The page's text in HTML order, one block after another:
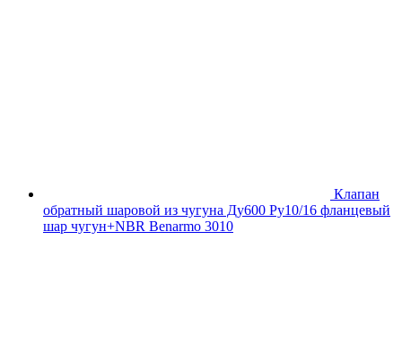
Клапан
обратный шаровой из чугуна Ду600 Ру10/16 фланцевый
шар чугун+NBR Benarmo 3010